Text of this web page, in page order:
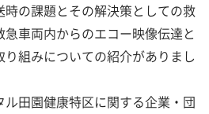
の課題とその解決策としての救
車両内からのエコー映像伝達と
組みについての紹介がありまし
ル田園健康特区に関する企業・団